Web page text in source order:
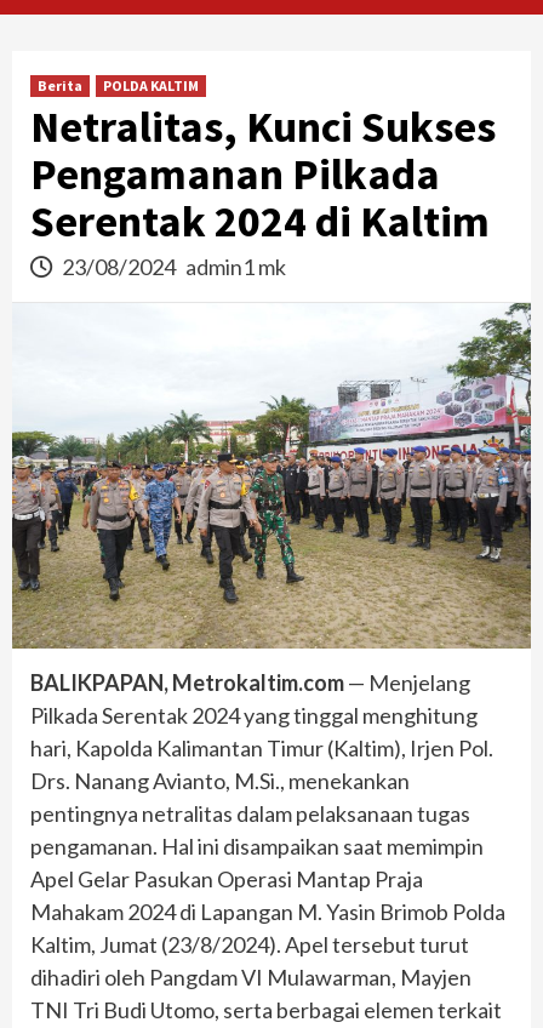
Berita POLDA KALTIM
Netralitas, Kunci Sukses
Pengamanan Pilkada
Serentak 2024 di Kaltim
23/08/2024 admin1 mk
BALIKPAPAN, Metrokaltim.com— Menjelang
Pilkada Serentak 2024 yang tinggal menghitung
hari, Kapolda Kalimantan Timur (Kaltim), Irjen Pol.
Drs. Nanang Avianto, M.Si., menekankan
pentingnya netralitas dalam pelaksanaan tugas
pengamanan. Hal ini disampaikan saat memimpin
Apel Gelar Pasukan Operasi Mantap Praja
Mahakam 2024 di Lapangan M. Yasin Brimob Polda
Kaltim, Jumat (23/8/2024). Apel tersebut turut
dihadiri oleh Pangdam VI Mulawarman, Mayjen
TNI Tri Budi Utomo, serta berbagai elemen terkait